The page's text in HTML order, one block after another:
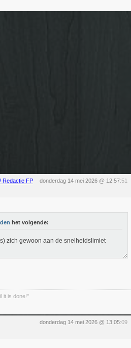
Redactie FP donderdag 14 mei 2026 @ 12:57:51
het volgende:
zich gewoon aan de snelheidslimiet
it is done!"
donderdag 14 mei 2026 @ 13:05:09